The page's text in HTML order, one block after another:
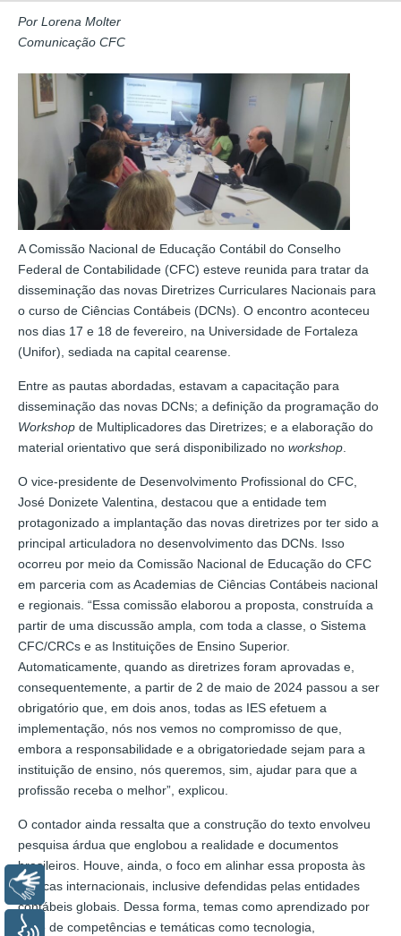
Por Lorena Molter
Comunicação CFC
A Comissão Nacional de Educação Contábil do Conselho
Federal de Contabilidade (CFC) esteve reunida para tratar da
disseminação das novas Diretrizes Curriculares Nacionais para
o curso de Ciências Contábeis (DCNs). O encontro aconteceu
nos dias 17 e 18 de fevereiro, na Universidade de Fortaleza
(Unifor), sediada na capital cearense.
Entre as pautas abordadas, estavam a capacitação para
disseminação das novas DCNs; a definição da programação do
Workshop de Multiplicadores das Diretrizes; e a elaboração do
material orientativo que será disponibilizado no workshop
O vice-presidente de Desenvolvimento Profissional do CFC,
José Donizete Valentina, destacou que a entidade tem
protagonizado a implantação das novas diretrizes por ter sido a
principal articuladora no desenvolvimento das DCNs. Isso
ocorreu por meio da Comissão Nacional de Educação do CFC
em parceria com as Academias de Ciências Contábeis nacional
e regionais. “Essa comissão elaborou a proposta, construída a
partir de uma discussão ampla, com toda a classe, o Sistema
CFC/CRCs e as Instituições de Ensino Superior.
Automaticamente, quando as diretrizes foram aprovadas e,
consequentemente, a partir de 2 de maio de 2024 passou a ser
obrigatório que, em dois anos, todas as IES efetuem a
implementação, nós nos vemos no compromisso de que,
embora a responsabilidade e a obrigatoriedade sejam para a
instituição de ensino, nós queremos, sim, ajudar para que a
profissão receba o melhor”, explicou.
O contador ainda ressalta que a construção do texto envolveu
pesquisa árdua que englobou a realidade e documentos
brasileiros. Houve, ainda, o foco em alinhar essa proposta às
práticas internacionais, inclusive defendidas pelas entidades
contábeis globais. Dessa forma, temas como aprendizado por
meio de competências e temáticas como tecnologia,
Libras
Voz